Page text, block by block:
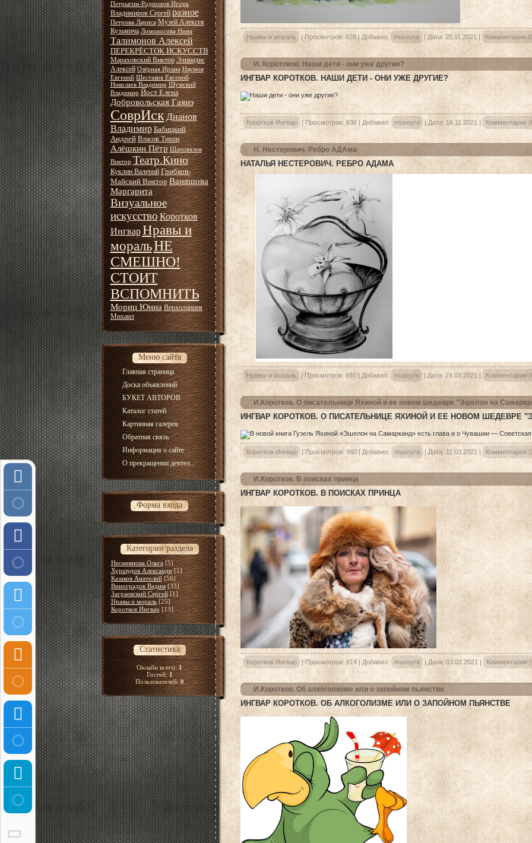
Петрыгин-Родионов Игорь
Владимиров Сергей разное
Петрова Лариса Музей Алексея
Кузьмича Ломоносова Нина
Талимонов Алексей
ПЕРЕКРЁСТОК ИСКУССТВ
Мараховский Виктор Элпиадис
Алексей Озёрная Ирина Наумов
Евгений Шестаков Евгений
Николаев Владимир Шумский
Владимир Йост Елена
Добровольская Гаянэ
СоврИскДианов
Владимир Бабицкий
Андрей Власов Тихон
Алёшкин Пётр Шаповалов
Виктор Театр.Кино
Куклин Валерий Грибков-
Майский Виктор Ваняшова
Маргарита
Визуальное
искусствоКоротков
ИнгварНравы и
моральНЕ
СМЕШНО!
СТОИТ
ВСПОМНИТЬ
Мориц Юнна Верхоланцев
Михаил
Меню сайта
Главная страница
Доска объявлений
БУКЕТ АВТОРОВ
Каталог статей
Картинная галерея
Обратная связь
Информация о сайте
О прекращении деятел...
Форма входа
Категории раздела
Несмеянова Ольга [5]
Хуршудов Александр [1]
Казаков Анатолий [56]
Виноградов Вадим [33]
Заграевский Сергей [1]
Нравы и мораль [25]
Коротков Ингвар [13]
Статистика
Онлайн всего:1
Гостей:1
Пользователей:0
Нравы и мораль |Просмотров: 628| Добавил: museyra | Дата: 25.11.2021 | Комментарии
И. Коротоков. Наши дети - они уже другие?
ИНГВАР КОРОТКОВ. НАШИ ДЕТИ - ОНИ УЖЕ ДРУГИЕ?
Коротков Ингвар | Просмотров: 636| Добавил: museyra | Дата: 16.11.2021 | Комментарии
Н. Нестерович. Ребро АДАма
НАТАЛЬЯ НЕСТЕРОВИЧ. РЕБРО АДАМА
Нравы и мораль Просмотров: 681 Добавил: museyra Дата: 24.03.2021 Комментарии
И.Коротков. О писательнице Яхиной и ее новом шедевре "Эшелон на
ИНГВАР КОРОТКОВ. О ПИСАТЕЛЬНИЦЕ ЯХИНОЙ И ЕЕ НОВОМ ШЕДЕВРЕ
Коротков Ингвар | Просмотров: 960|Добавил: museyra | Дата: 11.03.2021 | Комментарии
И.Коротков. В поисках принца
ИНГВАР КОРОТКОВ. В ПОИСКАХ ПРИНЦА
Коротков Ингвар |Просмотров: 814| Добавил: museyra |Дата: 03.03.2021 | Комментарии
И.Коротков. Об алкоголизме или о запойном пьянстве
ИНГВАР КОРОТКОВ. ОБ АЛКОГОЛИЗМЕ ИЛИ О ЗАПОЙНОМ ПЬЯНСТВЕ